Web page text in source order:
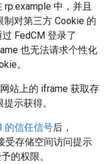
中，并且
对第三方 Cookie 的
FedCM 登录了
也无法请求个性化
。
站上的 iframe 获取存
示获得。
的信任信号后，
受存储空间访问提示
的权限。